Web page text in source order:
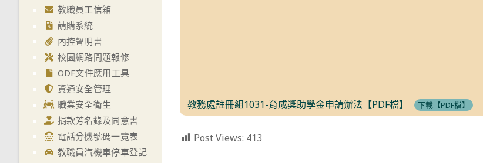
教務處註冊組1031-育成獎助學金申請辦法【PDF檔】 下載【PDF檔】
Post Views: 413
教職員工信箱
請購系統
內控聲明書
校園網路問題報修
ODF文件應用工具
資通安全管理
職業安全衛生
捐款芳名錄及同意書
電話分機號碼一覽表
教職員汽機車停車登記